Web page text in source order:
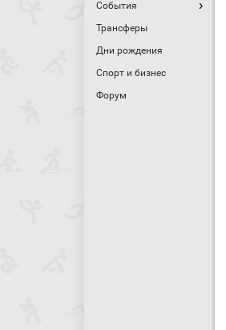
События
Трансферы
Дни рождения
Спорт и бизнес
Форум